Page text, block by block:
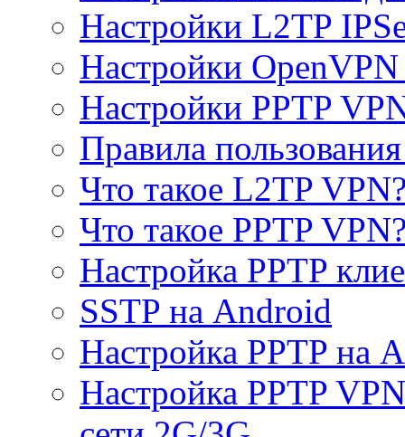
Настройки L2TP
Настройки
Настройки PPTP
Правила
Что такое L2TP
Что такое PPTP
Настройка PPTP
SSTP на Android
Настройка PPTP на
Настройка PPTP